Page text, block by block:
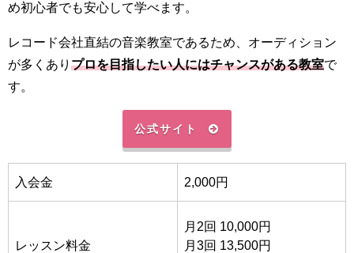
め初心者でも安心して学べます。
レコード会社直結の音楽教室であるため、オーディション
が多くあり プロを目指したい人にはチャンスがある教室で
す。
公式サイト
入会金 2,000円
レッスン料金
月2回 10,000円
月3回 13,500円